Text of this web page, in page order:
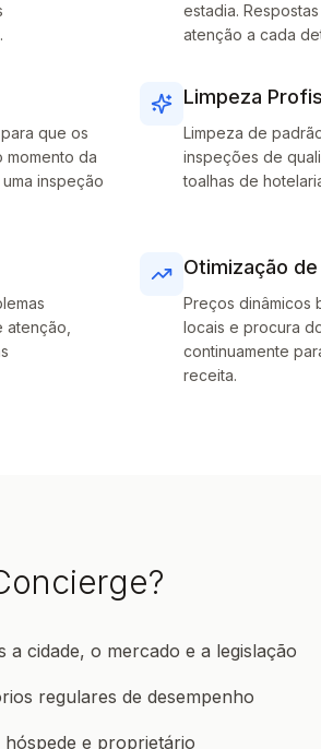
estadia.
atenção a cada
que os
momento da
inspeção
Limpeza
Limpeza de
inspeções de
toalhas de
Otimização
Preços dinâmicos
locais e procura
continuamente
receita.
cidade, o mercado e a legislação
regulares de desempenho
hóspede e proprietário